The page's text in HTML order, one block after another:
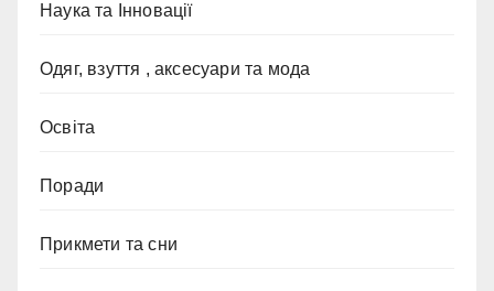
Наука та Інновації
Одяг, взуття , аксесуари та мода
Освіта
Поради
Прикмети та сни